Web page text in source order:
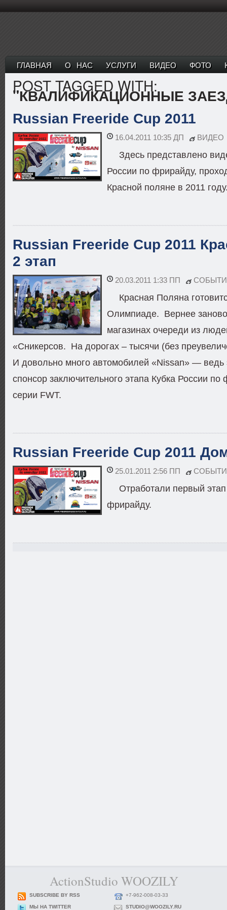
ГЛАВНАЯ О НАС УСЛУГИ ВИДЕО ФОТО
POST TAGGED WITH:
"КВАЛИФИКАЦИОННЫЕ
Russian Freeride Cup 2011
16.04.2011 10:35 ДП ВИДЕО
Здесь представлено
России по фрирайду,
Красной поляне в 2011
Russian Freeride Cup 2011
2 этап
20.03.2011 1:33 ПП
Красная Поляна
Олимпиаде. Вернее заново
магазинах очереди из
«Сникерсов. На дорогах – тысячи (без
И довольно много автомобилей «Nissan» — ведь
спонсор заключительного этапа Кубка России
серии FWT.
Russian Freeride Cup 2011
25.01.2011 2:56 ПП
Отработали первый
фрирайду.
ActionStudio WOOZILY
SUBSCRIBE BY RSS +7-962-008-03-33
МЫ НА TWITTER STUDIO@WOOZILY.RU